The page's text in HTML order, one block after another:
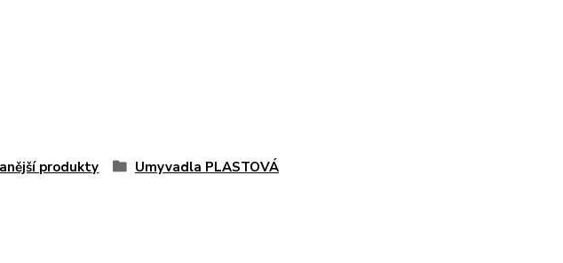
produkty Umyvadla PLASTOVÁ